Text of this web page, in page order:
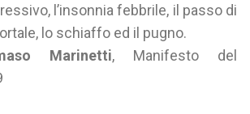
l’insonnia febbrile, il passo di
lo schiaffo ed il pugno.
Marinetti, Manifesto del